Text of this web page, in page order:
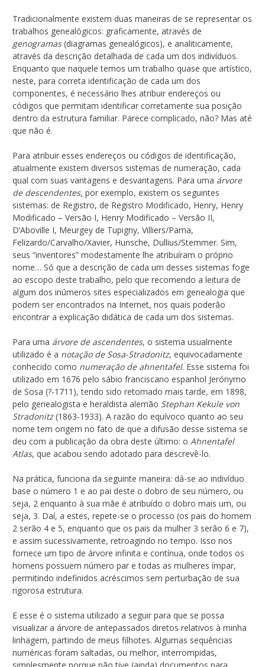
Tradicionalmente existem duas maneiras de se representar os
trabalhos genealógicos: graficamente, através de
genogramas(diagramas genealógicos), e analiticamente,
através da descrição detalhada de cada um dos indivíduos.
Enquanto que naquele temos um trabalho quase que artístico,
neste, para correta identificação de cada um dos
componentes, é necessário lhes atribuir endereços ou
códigos que permitam identificar corretamente sua posição
dentro da estrutura familiar. Parece complicado, não? Mas até
que não é.
Para atribuir esses endereços ou códigos de identificação,
atualmente existem diversos sistemas de numeração, cada
qual com suas vantagens e desvantagens. Para uma árvore
de descendentes, por exemplo, existem os seguintes
sistemas: de Registro, de Registro Modificado, Henry, Henry
Modificado – Versão I, Henry Modificado – Versão II,
D’Aboville I, Meurgey de Tupigny, Villiers/Pama,
Felizardo/Carvalho/Xavier, Hunsche, Dullius/Stemmer. Sim,
seus “inventores” modestamente lhe atribuíram o próprio
nome… Só que a descrição de cada um desses sistemas foge
ao escopo deste trabalho, pelo que recomendo a leitura de
algum dos inúmeros sites especializados em genealogia que
podem ser encontrados na Internet, nos quais poderão
encontrar a explicação didática de cada um dos sistemas.
Para uma árvore de ascendentes, o sistema usualmente
utilizado é a notação de Sosa-Stradonitz, equivocadamente
conhecido como numeração de ahnentafel. Esse sistema foi
utilizado em 1676 pelo sábio franciscano espanhol Jerónymo
de Sosa (?-1711), tendo sido retomado mais tarde, em 1898,
pelo genealogista e heraldista alemão Stephan Kekule von
Stradonitz(1863-1933). A razão do equívoco quanto ao seu
nome tem origem no fato de que a difusão desse sistema se
deu com a publicação da obra deste último: o Ahnentafel
Atlas, que acabou sendo adotado para descrevê-lo.
Na prática, funciona da seguinte maneira: dá-se ao indivíduo
base o número 1 e ao pai deste o dobro de seu número, ou
seja, 2 enquanto à sua mãe é atribuído o dobro mais um, ou
seja, 3. Daí, a estes, repete-se o processo (os pais do homem
2 serão 4 e 5, enquanto que os pais da mulher 3 serão 6 e 7),
e assim sucessivamente, retroagindo no tempo. Isso nos
fornece um tipo de árvore infinita e contínua, onde todos os
homens possuem número par e todas as mulheres ímpar,
permitindo indefinidos acréscimos sem perturbação de sua
rigorosa estrutura.
E esse é o sistema utilizado a seguir para que se possa
visualizar a árvore de antepassados diretos relativos à minha
linhagem, partindo de meus filhotes. Algumas sequências
numéricas foram saltadas, ou melhor, interrompidas,
simplesmente porque não tive (ainda) documentos para